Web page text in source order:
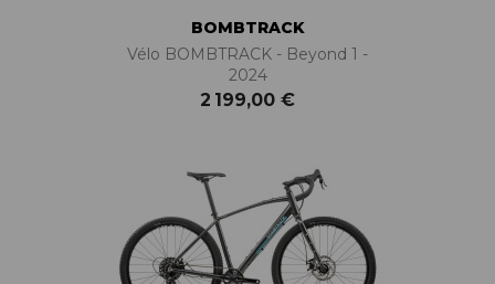
BOMBTRACK
Vélo BOMBTRACK - Beyond 1 -
2024
2 199,00 €